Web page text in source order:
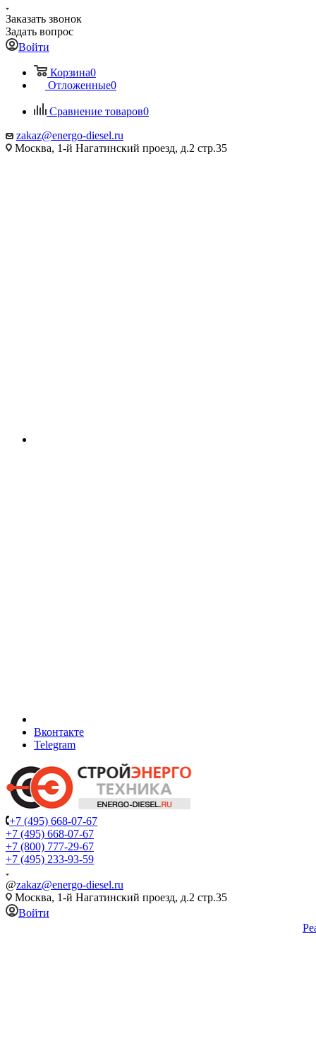
Заказать звонок
Задать вопрос
Войти
Корзина0
Отложенные0
Сравнение товаров0
zakaz@energo-diesel.ru
Москва, 1-й Нагатинский проезд, д.2 стр.35
Вконтакте
Telegram
+7 (495) 668-07-67
+7 (495) 668-07-67
+7 (800) 777-29-67
+7 (495) 233-93-59
@zakaz@energo-diesel.ru
Москва, 1-й Нагатинский проезд, д.2 стр.35
Войти